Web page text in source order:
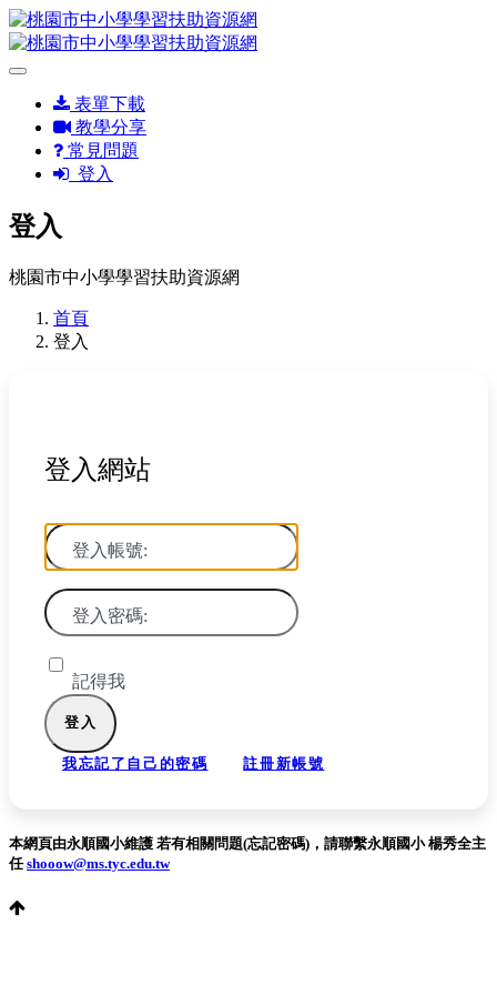
表單下載
教學分享
常見問題
登入
登入
桃園市中小學學習扶助資源網
首頁
登入
登入網站
登入帳號:
登入密碼:
記得我
我忘記了自己的密碼 註冊新帳號
本網頁由永順國小維護 若有相關問題(忘記密碼)，請聯繫永順國小 楊秀全主
任shooow@ms.tyc.edu.tw